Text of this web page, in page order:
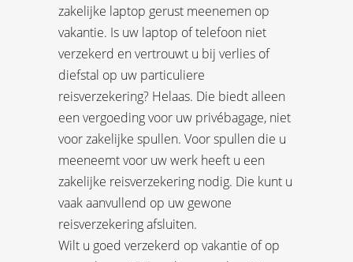
zakelijke laptop gerust meenemen op
vakantie. Is uw laptop of telefoon niet
verzekerd en vertrouwt u bij verlies of
diefstal op uw particuliere
reisverzekering? Helaas. Die biedt alleen
een vergoeding voor uw privébagage, niet
voor zakelijke spullen. Voor spullen die u
meeneemt voor uw werk heeft u een
zakelijke reisverzekering nodig. Die kunt u
vaak aanvullend op uw gewone
reisverzekering afsluiten.
Wilt u goed verzekerd op vakantie of op